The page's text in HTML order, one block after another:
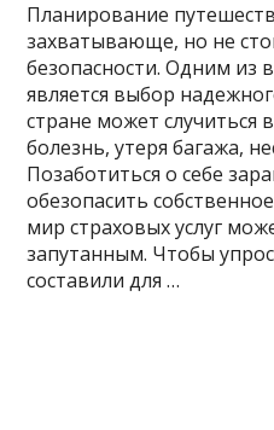
Планирование
захватывающе, но не
безопасности. Одним
является выбор
стране может случиться
болезнь, утеря багажа,
Позаботиться о себе
обезопасить
мир страховых услуг
запутанным. Чтобы
составили для …